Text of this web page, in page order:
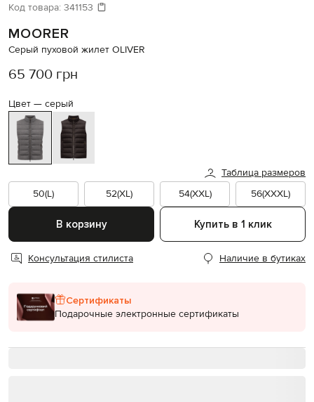
Код товара: 341153
MOORER
Серый пуховой жилет OLIVER
65 700 грн
Цвет — серый
Таблица размеров
50(L)
52(XL) 54(XXL) 56(XXXL)
В корзину Купить в 1 клик
Консультация стилиста Наличие в бутиках
Сертификаты
Подарочные электронные сертификаты